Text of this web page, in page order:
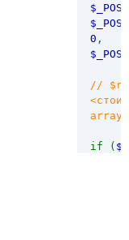
</ html
$_POST
$_POST
0 ,
$_POST
// $r
if ( $r